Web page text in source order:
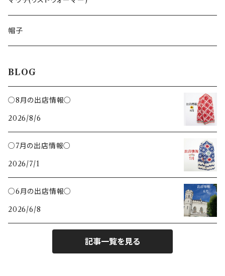
レモン絞り
クリップ
バターナイフ
ジンジャークッキー
いぬ
さかな
とり
帽子
BLOG
○8月の出店情報○
2026/8/6
○7月の出店情報○
2026/7/1
○6月の出店情報○
2026/6/8
記事一覧を見る